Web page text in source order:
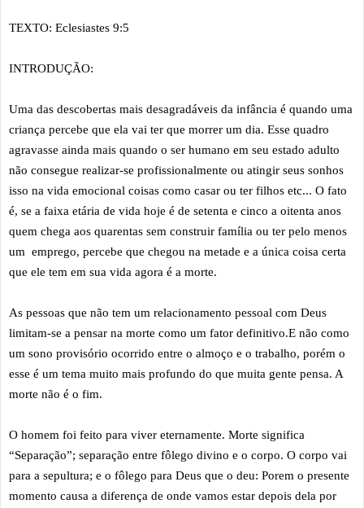
TEXTO: Eclesiastes 9:5
INTRODUÇÃO:
Uma das descobertas mais desagradáveis da infância é quando uma
criança percebe que ela vai ter que morrer um dia. Esse quadro
agravasse ainda mais quando o ser humano em seu estado adulto
não consegue realizar-se profissionalmente ou atingir seus sonhos
isso na vida emocional coisas como casar ou ter filhos etc... O fato
é, se a faixa etária de vida hoje é de setenta e cinco a oitenta anos
quem chega aos quarentas sem construir família ou ter pelo menos
um emprego, percebe que chegou na metade e a única coisa certa
que ele tem em sua vida agora é a morte.
As pessoas que não tem um relacionamento pessoal com Deus
limitam-se a pensar na morte como um fator definitivo.E não como
um sono provisório ocorrido entre o almoço e o trabalho, porém o
esse é um tema muito mais profundo do que muita gente pensa. A
morte não é o fim.
O homem foi feito para viver eternamente. Morte significa
“Separação”; separação entre fôlego divino e o corpo. O corpo vai
para a sepultura; e o fôlego para Deus que o deu: Porem o presente
momento causa a diferença de onde vamos estar depois dela por